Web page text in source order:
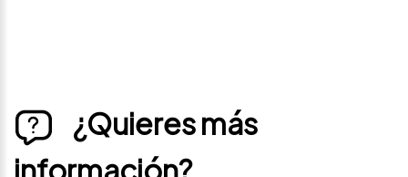
¿Quieres más
información?